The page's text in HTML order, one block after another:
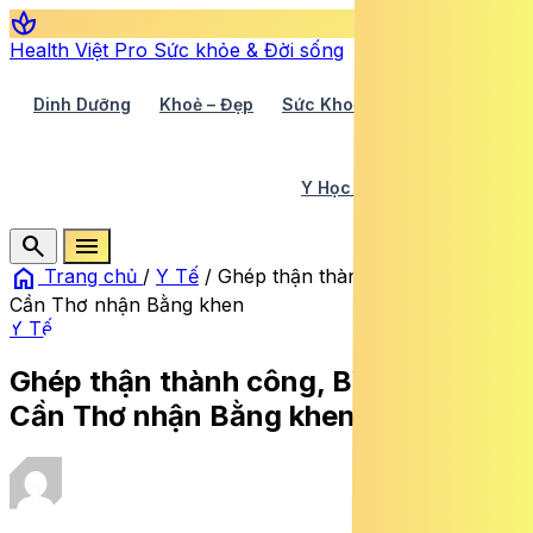
spa
Health Việt Pro Sức khỏe & Đời sống
Dinh Dưỡng Khoẻ – Đẹp Sức Khoẻ TV
Y Học Cổ Truyền
search
menu
home Trang chủ / Y Tế / Ghép thận thành công, BVĐK TP
Cần Thơ nhận Bằng khen
Y Tế
Ghép thận thành công, BVĐK TP
Cần Thơ nhận Bằng khen